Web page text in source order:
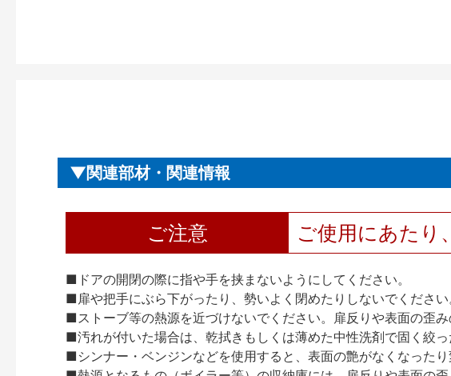
関連部材・関連情報
ご注意 ご使用にあたり
■ドアの開閉の際に指や手を挟まないようにしてください。
■扉や把手にぶら下がったり、勢いよく閉めたりしないでください
■ストーブ等の熱源を近づけないでください。扉反りや表面の歪み
■汚れが付いた場合は、乾拭きもしくは薄めた中性洗剤で固く絞っ
■シンナー・ベンジンなどを使用すると、表面の艶がなくなった